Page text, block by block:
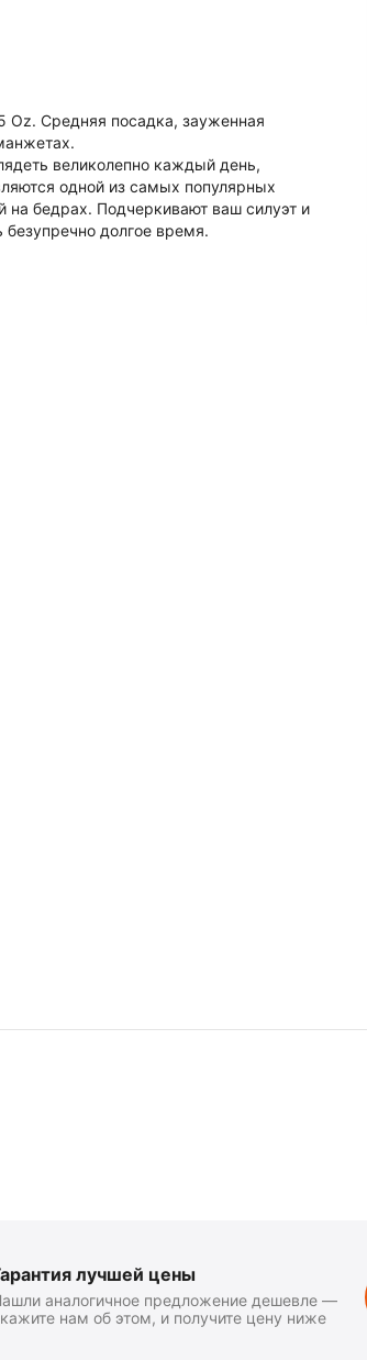
Oz. Средняя посадка, зауженная
великолепно каждый день,
одной из самых популярных
бедрах. Подчеркивают ваш силуэт и
долгое время.
лучшей цены
аналогичное предложение дешевле —
нам об этом, и получите цену ниже